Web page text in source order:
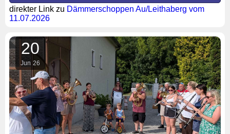
direkter Link zu Dämmerschoppen Au/Leithaberg vom
11.07.2026
20
Jun 26